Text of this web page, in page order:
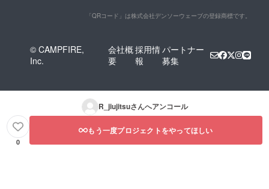
「QRコード」は株式会社デンソーウェーブの登録商標です。
© CAMPFIRE,
Inc.
会社概
要
採用情
報
パートナー
募集
R_jiujitsuさんへアンコール
0
もう一度プロジェクトをやってほしい